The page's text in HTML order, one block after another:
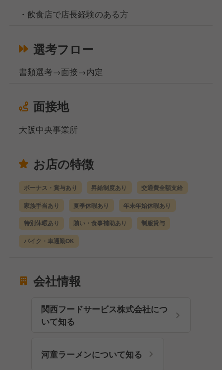
・飲食店で店長経験のある方
選考フロー
書類選考→面接→内定
面接地
大阪中央事業所
お店の特徴
ボーナス・賞与あり 昇給制度あり 交通費全額支給
家族手当あり 夏季休暇あり 年末年始休暇あり
特別休暇あり 賄い・食事補助あり 制服貸与
バイク・車通勤OK
会社情報
関西フードサービス株式会社につ
いて知る
河童ラーメンについて知る